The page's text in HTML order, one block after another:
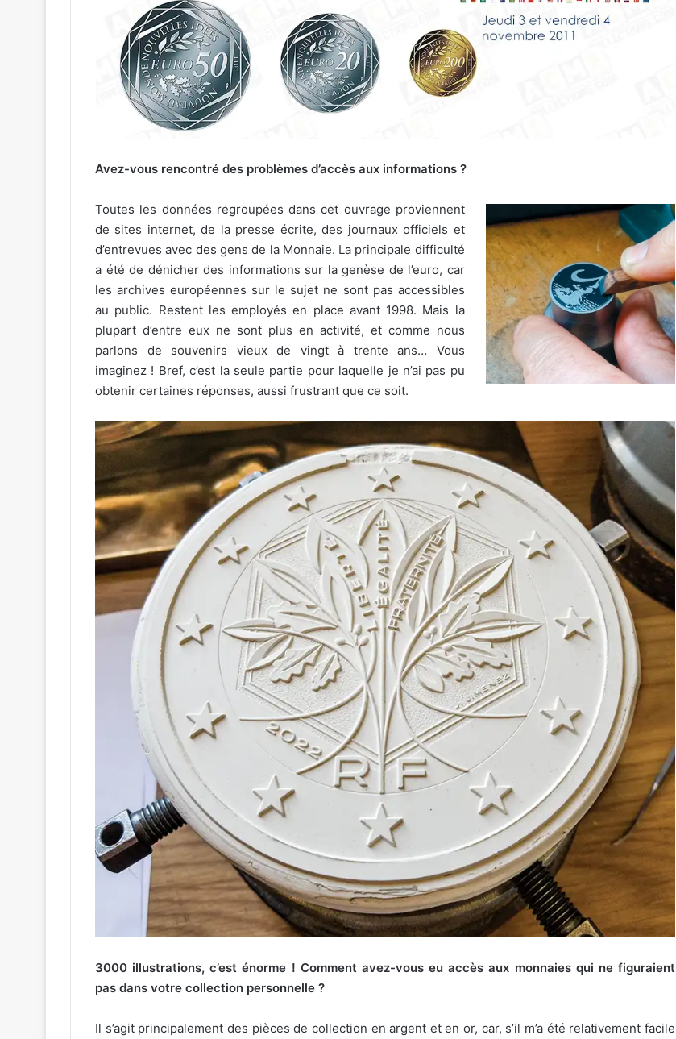
Avez-vous rencontré des problèmes d’accès aux informations ?
Toutes les données regroupées dans cet ouvrage proviennent
de sites internet, de la presse écrite, des journaux officiels et
d’entrevues avec des gens de la Monnaie. La principale difficulté
a été de dénicher des informations sur la genèse de l’euro, car
les archives européennes sur le sujet ne sont pas accessibles
au public. Restent les employés en place avant 1998. Mais la
plupart d’entre eux ne sont plus en activité, et comme nous
parlons de souvenirs vieux de vingt à trente ans… Vous
imaginez ! Bref, c’est la seule partie pour laquelle je n’ai pas pu
obtenir certaines réponses, aussi frustrant que ce soit.
3000 illustrations, c’est énorme ! Comment avez-vous eu accès aux monnaies qui ne figuraient
pas dans votre collection personnelle ?
Il s’agit principalement des pièces de collection en argent et en or, car, s’il m’a été relativement facile